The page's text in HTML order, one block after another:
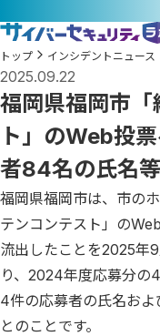
トップ インシデントニュース
2025.09.22
福岡県福岡市
ト」のWeb投
者84名の氏名
福岡県福岡市は、市の
テンコンテスト」の
流出したことを2025年
り、2024年度応募分の
4件の応募者の氏名お
とのことです。